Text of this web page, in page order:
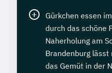
Gürkchen essen
durch das schöne
Naherholung am
Brandenburg lässt
das Gemüt in der